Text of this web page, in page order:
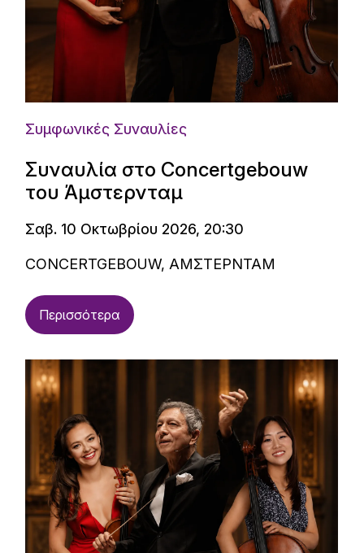
Συμφωνικές Συναυλίες
Συναυλία στο Concertgebouw
του Άμστερνταμ
Σαβ. 10 Οκτωβρίου 2026, 20:30
CONCERTGEBOUW, ΑΜΣΤΕΡΝΤΑΜ
Περισσότερα